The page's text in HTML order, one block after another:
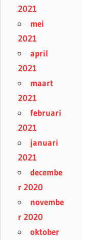
2021
mei
2021
april
2021
maart
2021
februari
2021
januari
2021
decembe
r 2020
novembe
r 2020
oktober